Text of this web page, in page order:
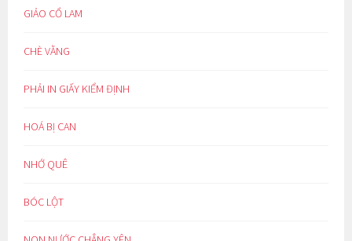
GIẢO CỔ LAM
CHÈ VẰNG
PHẢI IN GIẤY KIỂM ĐỊNH
HOÁ BỊ CAN
NHỚ QUÊ
BÓC LỘT